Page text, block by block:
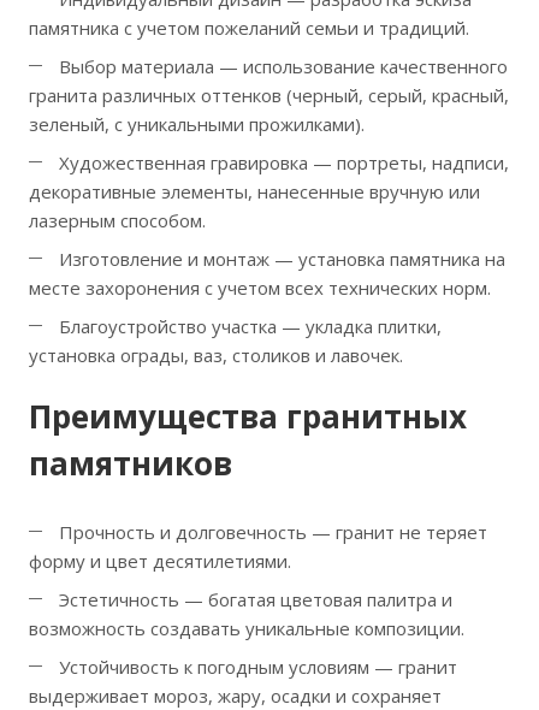
памятника с учетом пожеланий семьи и традиций.
Выбор материала — использование качественного
гранита различных оттенков (черный, серый, красный,
зеленый, с уникальными прожилками).
Художественная гравировка — портреты, надписи,
декоративные элементы, нанесенные вручную или
лазерным способом.
Изготовление и монтаж — установка памятника на
месте захоронения с учетом всех технических норм.
Благоустройство участка — укладка плитки,
установка ограды, ваз, столиков и лавочек.
Преимущества гранитных
памятников
Прочность и долговечность — гранит не теряет
форму и цвет десятилетиями.
Эстетичность — богатая цветовая палитра и
возможность создавать уникальные композиции.
Устойчивость к погодным условиям — гранит
выдерживает мороз, жару, осадки и сохраняет